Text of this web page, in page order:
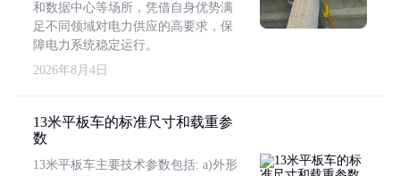
和数据中心等场所，凭借自身优势满
足不同领域对电力供应的高要求，保
障电力系统稳定运行。
2026年8月4日
13米平板车的标准尺寸和载重参
数
13米平板车主要技术参数包括: a)外形